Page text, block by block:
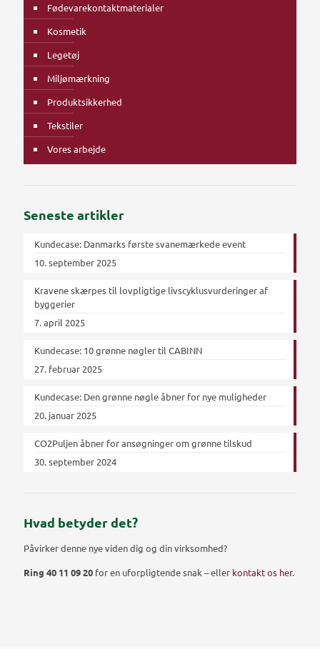
Fødevarekontaktmaterialer
Kosmetik
Legetøj
Miljømærkning
Produktsikkerhed
Tekstiler
Vores arbejde
Seneste artikler
Kundecase: Danmarks første svanemærkede event
10. september 2025
Kravene skærpes til lovpligtige livscyklusvurderinger af
byggerier
7. april 2025
Kundecase: 10 grønne nøgler til CABINN
27. februar 2025
Kundecase: Den grønne nøgle åbner for nye muligheder
20. januar 2025
CO2Puljen åbner for ansøgninger om grønne tilskud
30. september 2024
Hvad betyder det?
Påvirker denne nye viden dig og din virksomhed?
Ring 40 11 09 20 for en uforpligtende snak – eller kontakt os her.